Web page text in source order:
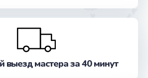
выезд мастера за 40 минут